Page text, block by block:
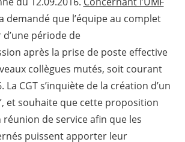
demandé que l’équipe au complet
période de
après la prise de poste effective
collègues mutés, soit courant
La CGT s’inquiète de la création d’un
et souhaite que cette proposition
de service afin que les
puissent apporter leur